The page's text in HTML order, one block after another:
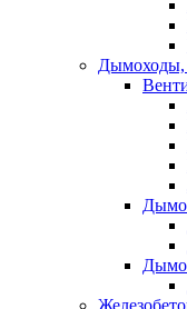
Дымоходы,